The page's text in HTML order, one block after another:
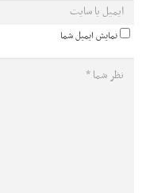
نمایش ایمیل شما